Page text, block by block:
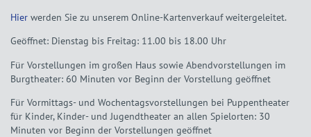
Hier werden Sie zu unserem Online-Kartenverkauf weitergeleitet.
Geöffnet: Dienstag bis Freitag: 11.00 bis 18.00 Uhr
Für Vorstellungen im großen Haus sowie Abendvorstellungen im
Burgtheater: 60 Minuten vor Beginn der Vorstellung geöffnet
Für Vormittags- und Wochentagsvorstellungen bei Puppentheater
für Kinder, Kinder- und Jugendtheater an allen Spielorten: 30
Minuten vor Beginn der Vorstellungen geöffnet